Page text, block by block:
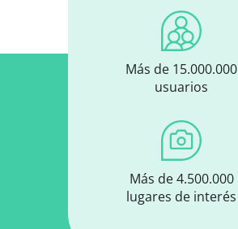
Más de 15.000.000
usuarios
Más de 4.500.000
lugares de interés